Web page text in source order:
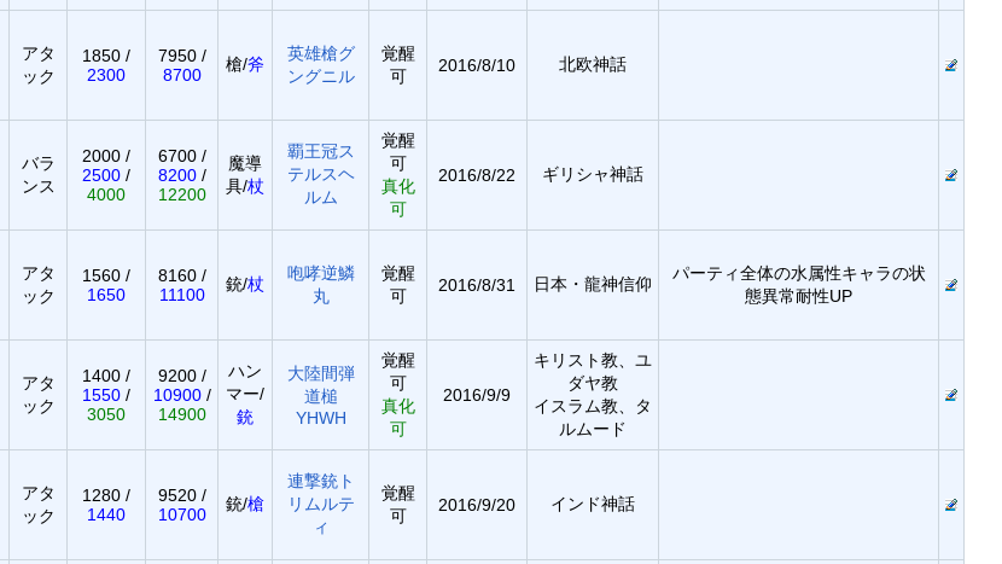
アタ
ック
1850 /
2300
7950 /
8700
槍/斧
英雄槍グ
ングニル
覚醒
可
2016/8/10 北欧神話
バラ
ンス
2000 /
2500 /
4000
6700 /
8200/
12200
魔導
具/杖
覇王冠ス
テルスヘ
ルム
覚醒
可
真化
可
2016/8/22 ギリシャ神話
アタ
ック
1560 /
1650
8160 /
11100
銃/杖
咆哮逆鱗
丸
覚醒
可
2016/8/31 日本・龍神信仰
パーティ全体の水属性キャラの状
態異常耐性UP
アタ
ック
1400 /
1550 /
3050
9200 /
10900/
14900
ハン
マー/
銃
大陸間弾
道槌
YHWH
覚醒
可
真化
可
2016/9/9
キリスト教、ユ
ダヤ教
イスラム教、タ
ルムード
アタ
ック
1280 /
1440
9520 /
10700
銃/槍
連撃銃ト
リムルテ
ィ
覚醒
可
2016/9/20 インド神話